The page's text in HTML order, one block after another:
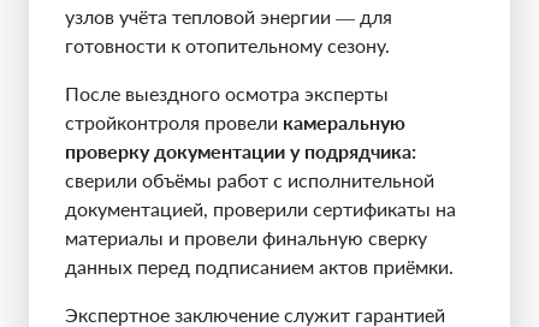
узлов учёта тепловой энергии — для
готовности к отопительному сезону.
После выездного осмотра эксперты
стройконтроля провели камеральную
проверку документации у подрядчика:
сверили объёмы работ с исполнительной
документацией, проверили сертификаты на
материалы и провели финальную сверку
данных перед подписанием актов приёмки.
Экспертное заключение служит гарантией